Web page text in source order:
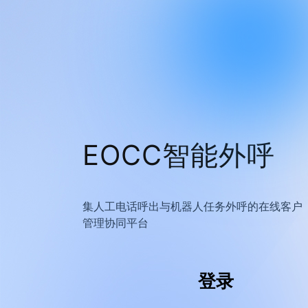
EOCC智能外呼
集人工电话呼出与机器人任务外呼的在线客户
管理协同平台
登录